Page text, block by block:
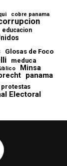
cobre panama
educacion
Glosas de Foco
meduca
Minsa
panama
protestas
Electoral